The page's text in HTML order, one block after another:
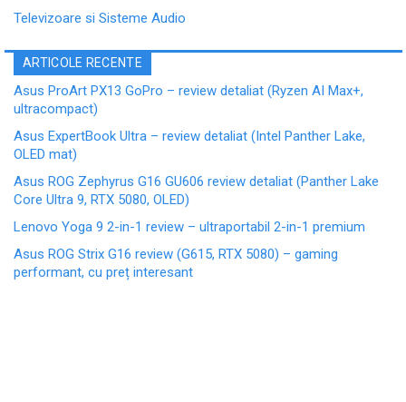
Televizoare si Sisteme Audio
ARTICOLE RECENTE
Asus ProArt PX13 GoPro – review detaliat (Ryzen AI Max+,
ultracompact)
Asus ExpertBook Ultra – review detaliat (Intel Panther Lake,
OLED mat)
Asus ROG Zephyrus G16 GU606 review detaliat (Panther Lake
Core Ultra 9, RTX 5080, OLED)
Lenovo Yoga 9 2-in-1 review – ultraportabil 2-in-1 premium
Asus ROG Strix G16 review (G615, RTX 5080) – gaming
performant, cu preț interesant